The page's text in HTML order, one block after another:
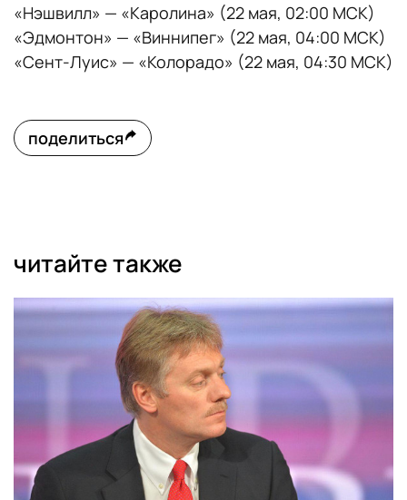
«Нэшвилл» — «Каролина» (22 мая, 02:00 МСК)
«Эдмонтон» — «Виннипег» (22 мая, 04:00 МСК)
«Сент-Луис» — «Колорадо» (22 мая, 04:30 МСК)
поделиться
читайте также